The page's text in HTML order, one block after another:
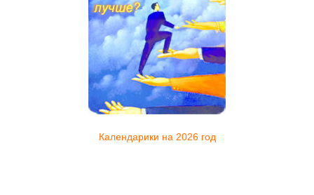
Календарики на 2026 год